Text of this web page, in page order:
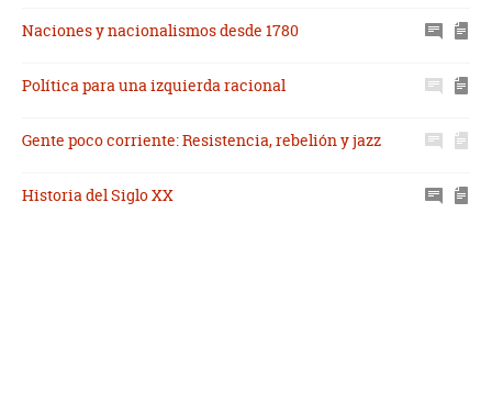
Naciones y nacionalismos desde 1780
Política para una izquierda racional
Gente poco corriente: Resistencia, rebelión y jazz
Historia del Siglo XX